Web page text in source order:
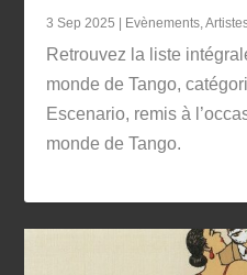
3 Sep 2025 | Evènements ,
Retrouvez la liste
monde de Tango,
Escenario, remis à
monde de Tango.